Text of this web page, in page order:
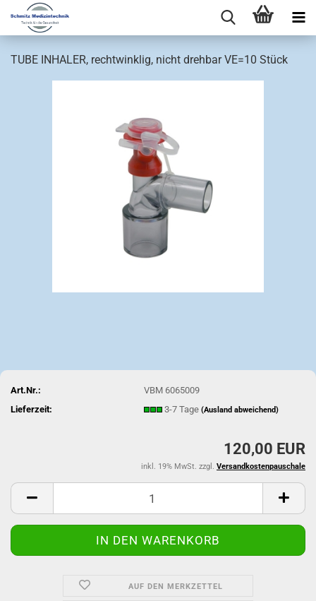
TUBE INHALER, rechtwinklig, nicht drehbar VE=10 Stück
Art.Nr.:
VBM 6065009
Lieferzeit:
3-7 Tage(Ausland abweichend)
120,00 EUR
inkl. 19% MwSt. zzgl. Versandkostenpauschale
AUF DEN MERKZETTEL